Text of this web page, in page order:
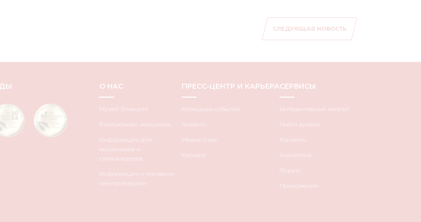
СЛЕДУЮЩАЯ НОВОСТЬ
О НАС
Музей Эльворти
Виртуальная экскурсия
Информация для
акционеров и
стейкхолдеров
Информация о поставках
электроэнергии
ПРЕСС-ЦЕНТР И КАРЬЕРА
Календарь событий
Новости
Медиа о нас
Карьера
СЕРВИСЫ
Интерактивный каталог
Найти дилера
Контакты
Аналитика
Форум
Приложения